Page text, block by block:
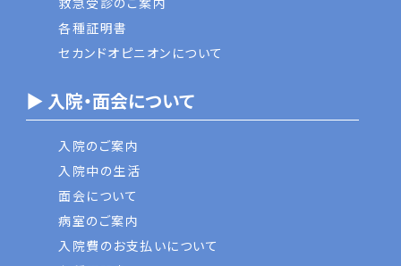
各種証明書
セカンドオピニオンについて
▶ 入院・面会について
入院のご案内
入院中の生活
面会について
病室のご案内
入院費のお支払いについて